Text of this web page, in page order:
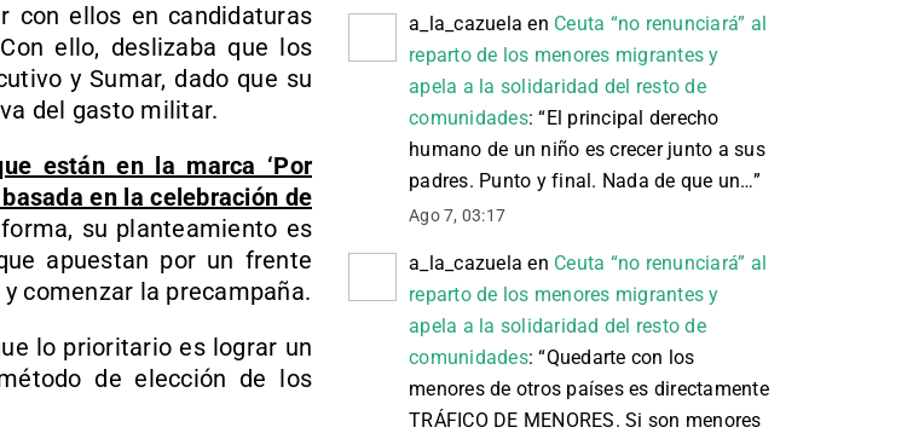
con ellos en candidaturas
ello, deslizaba que los
y Sumar, dado que su
del gasto militar.
están en la marca ‘Por
en la celebración de
su planteamiento es
apuestan por un frente
comenzar la precampaña.
lo prioritario es lograr un
de elección de los
a_la_cazuela en Ceuta “no renunciará” al
reparto de los menores migrantes y
apela a la solidaridad del resto de
comunidades: “El principal derecho
humano de un niño es crecer junto a sus
padres. Punto y final. Nada de que un…”
Ago 7, 03:17
a_la_cazuela en Ceuta “no renunciará” al
reparto de los menores migrantes y
apela a la solidaridad del resto de
comunidades: “Quedarte con los
menores de otros países es directamente
TRÁFICO DE MENORES. Si son menores